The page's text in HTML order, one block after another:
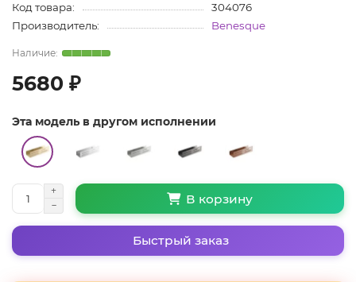
Код товара:
304076
Производитель:
Benesque
5680 ₽
Эта модель в другом исполнении
В корзину
Быстрый заказ